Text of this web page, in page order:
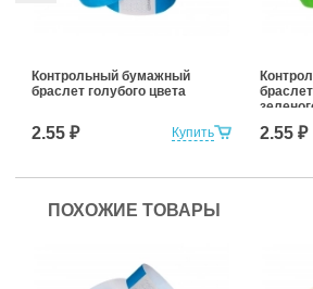
Купить
Контрольный бумажный
браслет голубого цвета
2.55 ₽ 2.55 ₽
ПОХОЖИЕ ТОВАРЫ